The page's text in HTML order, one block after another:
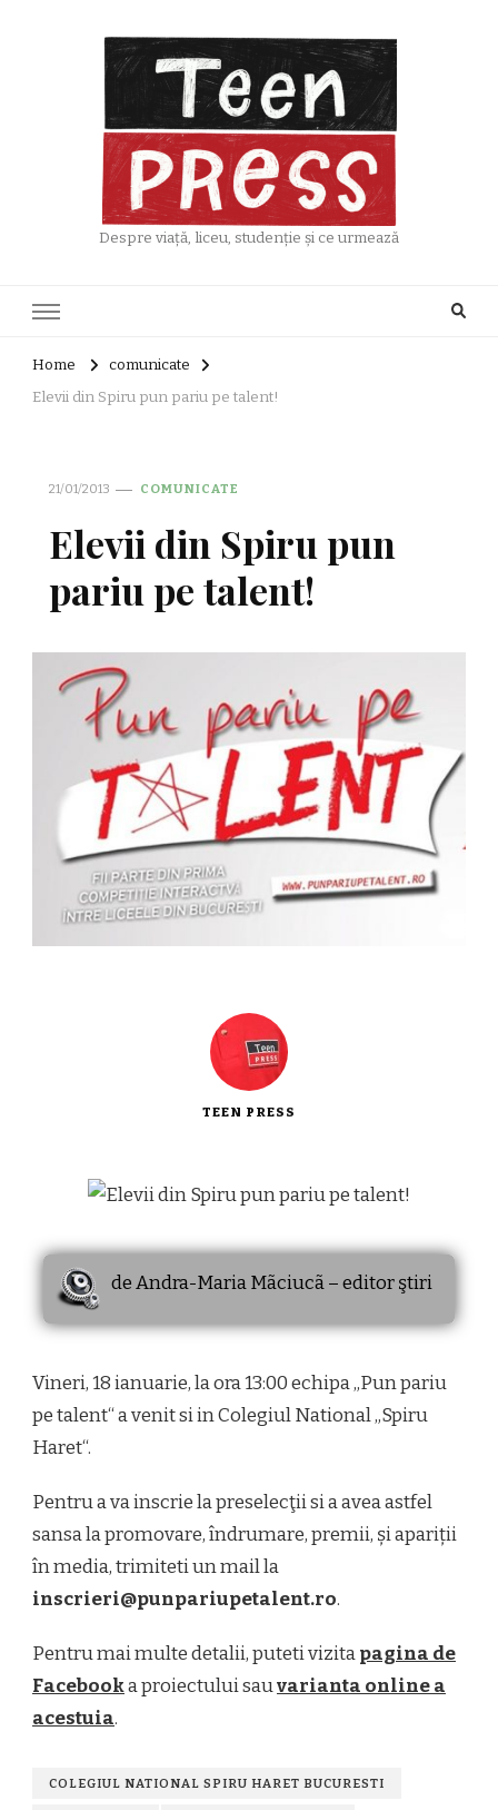
Despre viață, liceu, studenție și ce urmează
Home
comunicate
Elevii din Spiru pun pariu pe talent!
21/01/2013 COMUNICATE
Elevii din Spiru pun
pariu pe talent!
TEEN PRESS
de Andra-Maria Mãciucã – editor ştiri
Vineri, 18 ianuarie, la ora 13:00 echipa „Pun pariu
pe talent“ a venit si in Colegiul National „Spiru
Haret“.
Pentru a va inscrie la preselecţii si a avea astfel
sansa la promovare, îndrumare, premii, și apariții
în media, trimiteti un mail la
inscrieri@punpariupetalent.ro.
Pentru mai multe detalii, puteti vizitapagina de
Facebooka proiectului sauvarianta online a
acestuia.
COLEGIUL NATIONAL SPIRU HARET BUCURESTI